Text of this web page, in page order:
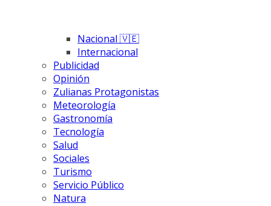
Nacional 🇻🇪
Internacional
Publicidad
Opinión
Zulianas Protagonistas
Meteorología
Gastronomía
Tecnología
Salud
Sociales
Turismo
Servicio Público
Natura